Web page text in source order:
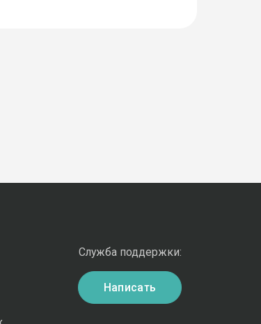
Служба поддержки:
Написать